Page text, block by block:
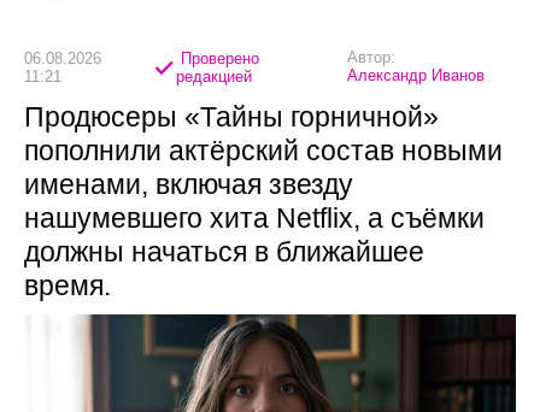
06.08.2026
11:21
Проверено
редакцией
Автор:
Александр Иванов
Продюсеры «Тайны горничной»
пополнили актёрский состав новыми
именами, включая звезду
нашумевшего хита Netflix, а съёмки
должны начаться в ближайшее
время.